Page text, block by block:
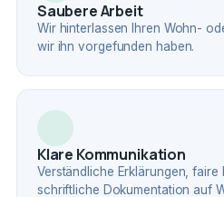
Saubere Arbeit
Wir hinterlassen Ihren Wohn-
wir ihn vorgefunden haben.
Klare Kommunikation
Verständliche Erklärungen, faire
schriftliche Dokumentation auf